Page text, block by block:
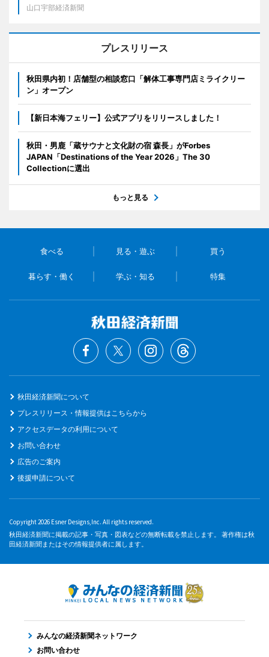
山口宇部経済新聞
プレスリリース
秋田県内初！店舗型の相談窓口「解体工事専門店ミライクリー
ン」オープン
【新日本海フェリー】公式アプリをリリースしました！
秋田・男鹿「蔵サウナと文化財の宿 森長」がForbes
JAPAN「Destinations of the Year 2026」The 30
Collectionに選出
もっと見る
食べる 見る・遊ぶ 買う
暮らす・働く 学ぶ・知る 特集
秋田経済新聞について
プレスリリース・情報提供はこちらから
アクセスデータの利用について
お問い合わせ
広告のご案内
後援申請について
Copyright 2026 Esner Designs,Inc. All rights reserved.
秋田経済新聞に掲載の記事・写真・図表などの無断転載を禁止します。 著作権は秋
田経済新聞またはその情報提供者に属します。
みんなの経済新聞ネットワーク
お問い合わせ